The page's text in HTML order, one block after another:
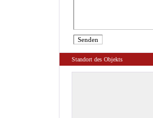
Standort des Objekts